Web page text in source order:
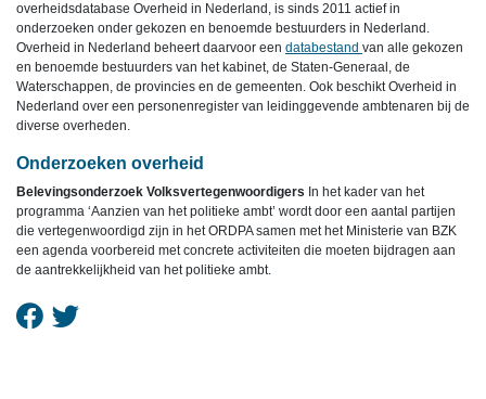
overheidsdatabase Overheid in Nederland, is sinds 2011 actief in
onderzoeken onder gekozen en benoemde bestuurders in Nederland.
Overheid in Nederland beheert daarvoor een databestand van alle gekozen
en benoemde bestuurders van het kabinet, de Staten-Generaal, de
Waterschappen, de provincies en de gemeenten. Ook beschikt Overheid in
Nederland over een personenregister van leidinggevende ambtenaren bij de
diverse overheden.
Onderzoeken overheid
Belevingsonderzoek Volksvertegenwoordigers In het kader van het
programma ‘Aanzien van het politieke ambt’ wordt door een aantal partijen
die vertegenwoordigd zijn in het ORDPA samen met het Ministerie van BZK
een agenda voorbereid met concrete activiteiten die moeten bijdragen aan
de aantrekkelijkheid van het politieke ambt.